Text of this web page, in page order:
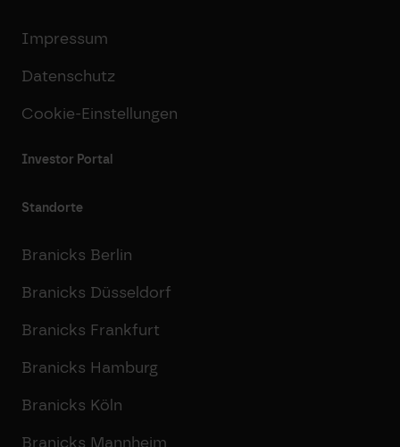
Impressum
Datenschutz
Cookie-Einstellungen
Investor Portal
Standorte
Branicks Berlin
Branicks Düsseldorf
Branicks Frankfurt
Branicks Hamburg
Branicks Köln
Branicks Mannheim